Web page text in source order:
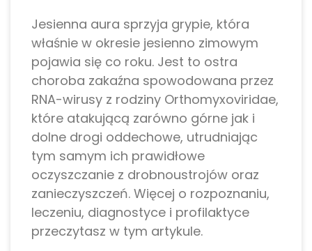
Jesienna aura sprzyja grypie, która
właśnie w okresie jesienno zimowym
pojawia się co roku. Jest to ostra
choroba zakaźna spowodowana przez
RNA-wirusy z rodziny Orthomyxoviridae,
które atakującą zarówno górne jak i
dolne drogi oddechowe, utrudniając
tym samym ich prawidłowe
oczyszczanie z drobnoustrojów oraz
zanieczyszczeń. Więcej o rozpoznaniu,
leczeniu, diagnostyce i profilaktyce
przeczytasz w tym artykule.